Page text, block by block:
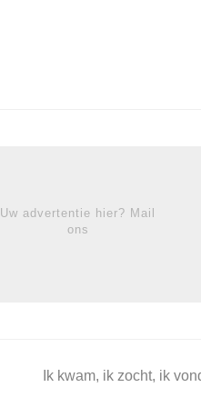
Uw advertentie hier? Mail
ons
Ik kwam, ik zocht, ik